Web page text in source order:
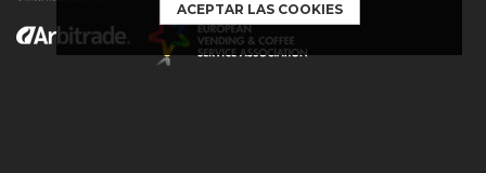
ACEPTAR LAS COOKIES